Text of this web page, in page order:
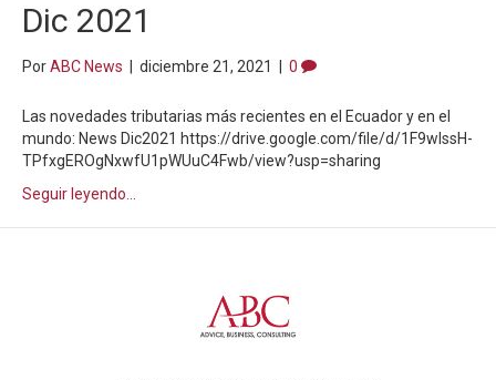
Dic 2021
PorABC News diciembre 21, 2021 0
Las novedades tributarias más recientes en el Ecuador y en el
mundo: News Dic2021 https://drive.google.com/file/d/1F9wIssH-
TPfxgEROgNxwfU1pWUuC4Fwb/view?usp=sharing
Seguir leyendo...